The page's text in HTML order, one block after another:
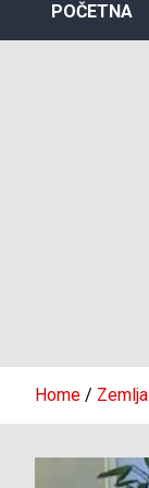
POČETNA
Home Zemlja